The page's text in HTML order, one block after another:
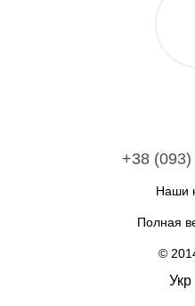
+38
Наши
Полная
©
Укр